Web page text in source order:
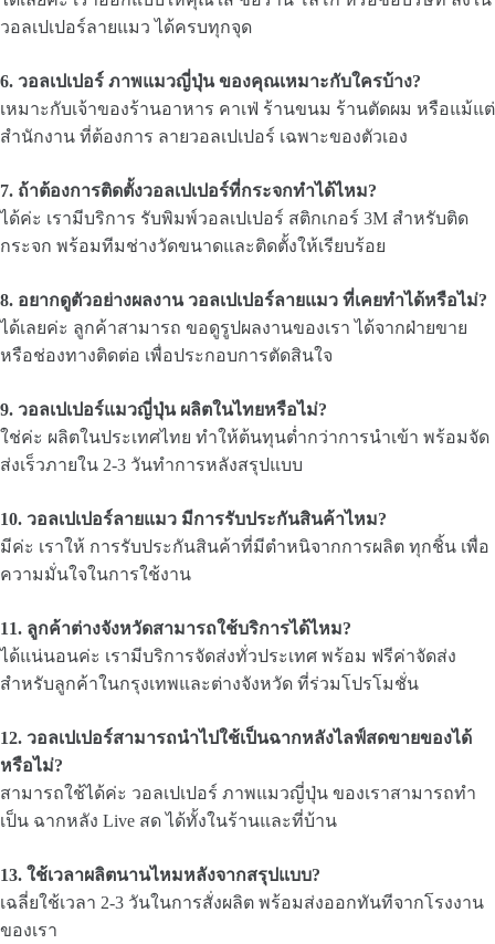
วอลเปเปอร์ลายแมว ได้ครบทุกจุด
6. วอลเปเปอร์ ภาพแมวญี่ปุ่น ของคุณเหมาะกับใครบ้าง?
เหมาะกับเจ้าของร้านอาหาร คาเฟ่ ร้านขนม ร้านตัดผม หรือแม้แต่
สำนักงาน ที่ต้องการ ลายวอลเปเปอร์ เฉพาะของตัวเอง
7. ถ้าต้องการติดตั้งวอลเปเปอร์ที่กระจกทำได้ไหม?
ได้ค่ะ เรามีบริการ รับพิมพ์วอลเปเปอร์ สติกเกอร์ 3M สำหรับติด
กระจก พร้อมทีมช่างวัดขนาดและติดตั้งให้เรียบร้อย
8. อยากดูตัวอย่างผลงาน วอลเปเปอร์ลายแมว ที่เคยทำได้หรือไม่?
ได้เลยค่ะ ลูกค้าสามารถ ขอดูรูปผลงานของเรา ได้จากฝ่ายขาย
หรือช่องทางติดต่อ เพื่อประกอบการตัดสินใจ
9. วอลเปเปอร์แมวญี่ปุ่น ผลิตในไทยหรือไม่?
ใช่ค่ะ ผลิตในประเทศไทย ทำให้ต้นทุนต่ำกว่าการนำเข้า พร้อมจัด
ส่งเร็วภายใน 2-3 วันทำการหลังสรุปแบบ
10. วอลเปเปอร์ลายแมว มีการรับประกันสินค้าไหม?
มีค่ะ เราให้ การรับประกันสินค้าที่มีตำหนิจากการผลิต ทุกชิ้น เพื่อ
ความมั่นใจในการใช้งาน
11. ลูกค้าต่างจังหวัดสามารถใช้บริการได้ไหม?
ได้แน่นอนค่ะ เรามีบริการจัดส่งทั่วประเทศ พร้อม ฟรีค่าจัดส่ง
สำหรับลูกค้าในกรุงเทพและต่างจังหวัด ที่ร่วมโปรโมชั่น
12. วอลเปเปอร์สามารถนำไปใช้เป็นฉากหลังไลฟ์สดขายของได้
หรือไม่?
สามารถใช้ได้ค่ะ วอลเปเปอร์ ภาพแมวญี่ปุ่น ของเราสามารถทำ
เป็น ฉากหลัง Live สด ได้ทั้งในร้านและที่บ้าน
13. ใช้เวลาผลิตนานไหมหลังจากสรุปแบบ?
เฉลี่ยใช้เวลา 2-3 วันในการสั่งผลิต พร้อมส่งออกทันทีจากโรงงาน
ของเรา